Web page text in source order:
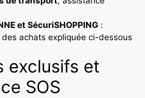
et SécuriSHOPPING :
achats expliquée ci-dessous
exclusifs et
SOS